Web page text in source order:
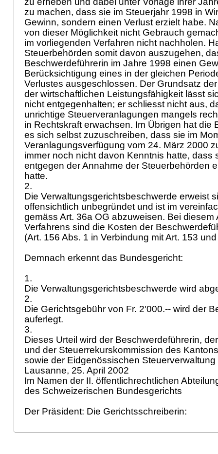
zu machen, dass sie im Steuerjahr 1998 in
Gewinn, sondern einen Verlust erzielt habe.
von dieser Möglichkeit nicht Gebrauch
im vorliegenden Verfahren nicht nachholen.
Steuerbehörden somit davon auszugehen,
Beschwerdeführerin im Jahre 1998 einen
Berücksichtigung eines in der gleichen
Verlustes ausgeschlossen. Der Grundsatz
der wirtschaftlichen Leistungsfähigkeit lässt
nicht entgegenhalten; er schliesst nicht aus,
unrichtige Steuerveranlagungen mangels
in Rechtskraft erwachsen. Im Übrigen hat die
es sich selbst zuzuschreiben, dass sie im
Veranlagungsverfügung vom 24. März 2000
immer noch nicht davon Kenntnis hatte, dass
entgegen der Annahme der Steuerbehörden
hatte.
2.
Die Verwaltungsgerichtsbeschwerde erweist
offensichtlich unbegründet und ist im
gemäss Art. 36a OG abzuweisen. Bei diesem
Verfahrens sind die Kosten der
(Art. 156 Abs. 1 in Verbindung mitArt. 153 und
Demnach erkennt das Bundesgericht:
1.
Die Verwaltungsgerichtsbeschwerde wird
2.
Die Gerichtsgebühr von Fr. 2'000.-- wird der
auferlegt.
3.
Dieses Urteil wird der Beschwerdeführerin,
und der Steuerrekurskommission des
sowie der Eidgenössischen
Lausanne, 25. April 2002
Im Namen der II. öffentlichrechtlichen
des Schweizerischen Bundesgerichts
Der Präsident: Die Gerichtsschreiberin: